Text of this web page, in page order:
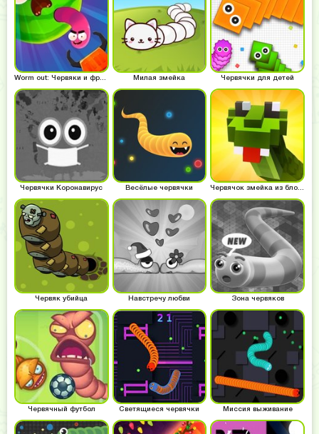
Милая змейка Червячки для детей
Червячки Коронавирус Весёлые червячки Червячок змейка из блоков
Червяк убийца Навстречу любви Зона червяков
Червячный футбол Светящиеся червячки Миссия выживание